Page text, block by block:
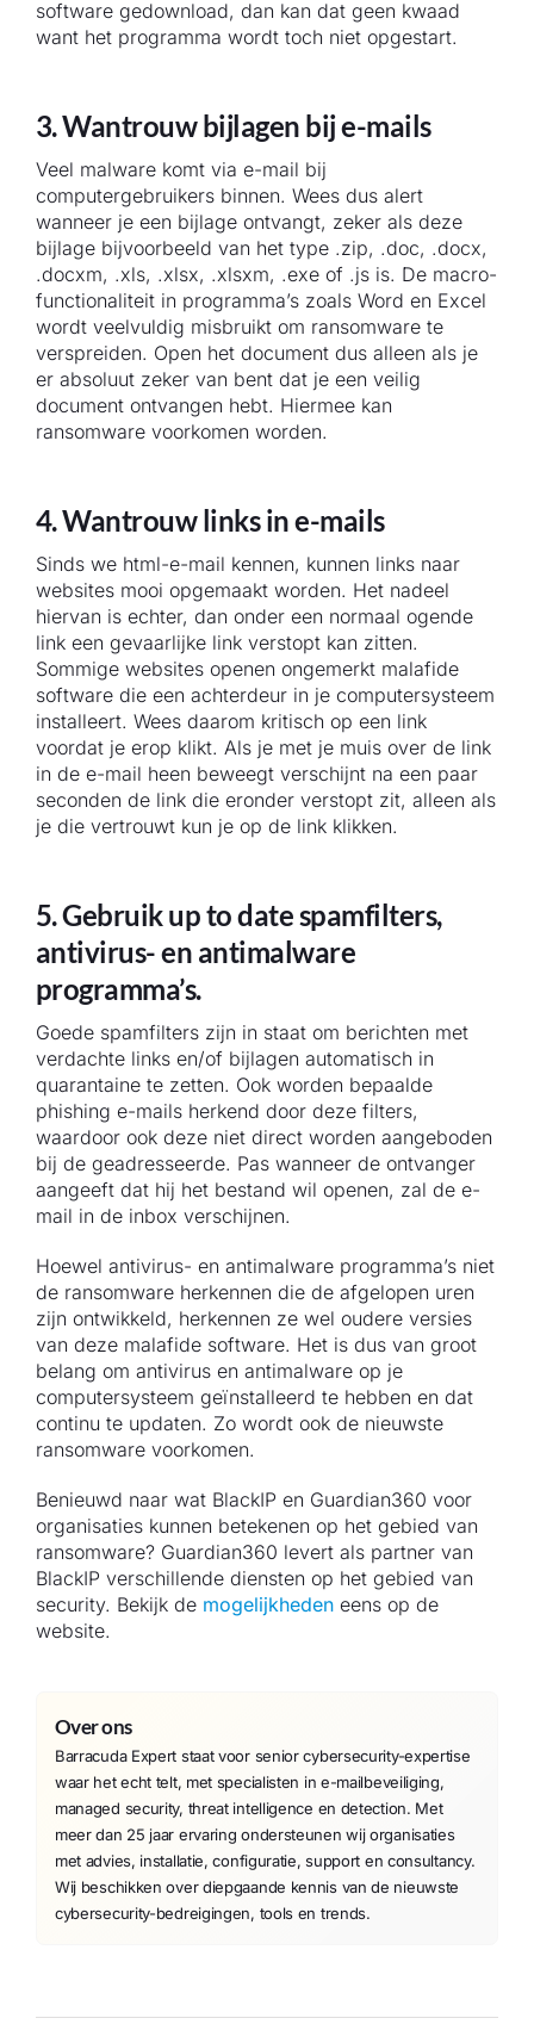
software gedownload, dan kan dat geen kwaad
want het programma wordt toch niet opgestart.
3. Wantrouw bijlagen bij e-mails
Veel malware komt via e-mail bij
computergebruikers binnen. Wees dus alert
wanneer je een bijlage ontvangt, zeker als deze
bijlage bijvoorbeeld van het type .zip, .doc, .docx,
.docxm, .xls, .xlsx, .xlsxm, .exe of .js is. De macro-
functionaliteit in programma’s zoals Word en Excel
wordt veelvuldig misbruikt om ransomware te
verspreiden. Open het document dus alleen als je
er absoluut zeker van bent dat je een veilig
document ontvangen hebt. Hiermee kan
ransomware voorkomen worden.
4. Wantrouw links in e-mails
Sinds we html-e-mail kennen, kunnen links naar
websites mooi opgemaakt worden. Het nadeel
hiervan is echter, dan onder een normaal ogende
link een gevaarlijke link verstopt kan zitten.
Sommige websites openen ongemerkt malafide
software die een achterdeur in je computersysteem
installeert. Wees daarom kritisch op een link
voordat je erop klikt. Als je met je muis over de link
in de e-mail heen beweegt verschijnt na een paar
seconden de link die eronder verstopt zit, alleen als
je die vertrouwt kun je op de link klikken.
5. Gebruik up to date spamfilters,
antivirus- en antimalware
programma’s.
Goede spamfilters zijn in staat om berichten met
verdachte links en/of bijlagen automatisch in
quarantaine te zetten. Ook worden bepaalde
phishing e-mails herkend door deze filters,
waardoor ook deze niet direct worden aangeboden
bij de geadresseerde. Pas wanneer de ontvanger
aangeeft dat hij het bestand wil openen, zal de e-
mail in de inbox verschijnen.
Hoewel antivirus- en antimalware programma’s niet
de ransomware herkennen die de afgelopen uren
zijn ontwikkeld, herkennen ze wel oudere versies
van deze malafide software. Het is dus van groot
belang om antivirus en antimalware op je
computersysteem geïnstalleerd te hebben en dat
continu te updaten. Zo wordt ook de nieuwste
ransomware voorkomen.
Benieuwd naar wat BlackIP en Guardian360 voor
organisaties kunnen betekenen op het gebied van
ransomware? Guardian360 levert als partner van
BlackIP verschillende diensten op het gebied van
security. Bekijk de mogelijkhedeneens op de
website.
Over ons
Barracuda Expert staat voor senior cybersecurity-expertise
waar het echt telt, met specialisten in e-mailbeveiliging,
managed security, threat intelligence en detection. Met
meer dan 25 jaar ervaring ondersteunen wij organisaties
met advies, installatie, configuratie, support en consultancy.
Wij beschikken over diepgaande kennis van de nieuwste
cybersecurity-bedreigingen, tools en trends.